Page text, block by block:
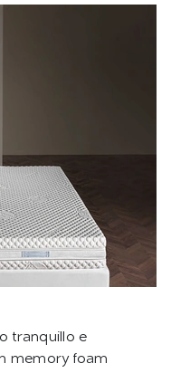
tranquillo e
memory foam